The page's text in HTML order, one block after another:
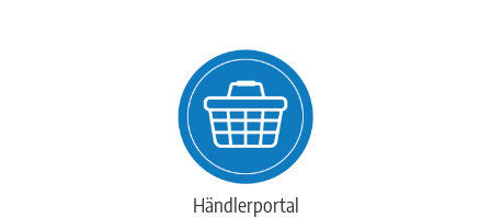
Händlerportal